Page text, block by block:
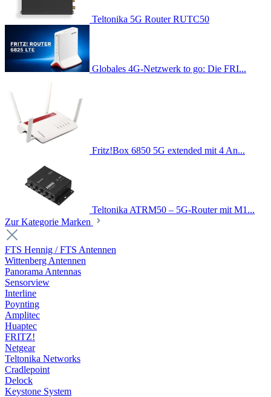
Teltonika 5G Router RUTC50
Globales 4G-Netzwerk to go: Die FRI...
Fritz!Box 6850 5G extended mit 4 An...
Teltonika ATRM50 – 5G-Router mit M1...
Zur Kategorie Marken
FTS Hennig / FTS Antennen
Wittenberg Antennen
Panorama Antennas
Sensorview
Interline
Poynting
Amplitec
Huaptec
FRITZ!
Netgear
Teltonika Networks
Cradlepoint
Delock
Keystone System